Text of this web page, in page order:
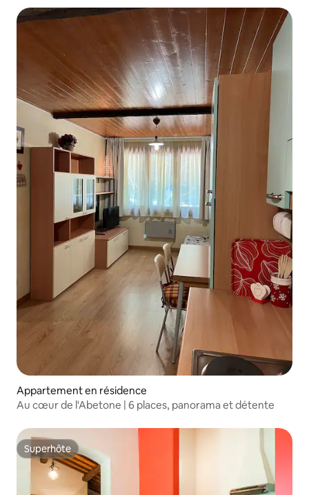
Appartement en résidence
Au cœur de l'Abetone | 6 places, panorama et détente
Superhôte
Superhôte